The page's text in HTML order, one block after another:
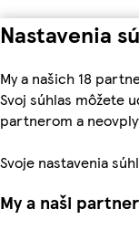
Nastavenia
My a našich 18
Svoj súhlas môžete
partnerom a
Svoje nastavenia
My a naši